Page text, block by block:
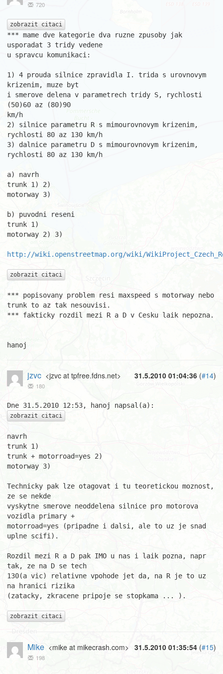
720
zobrazit citaci
*** mame dve kategorie dva ruzne zpusoby jak
usporadat 3 tridy vedene
u spravcu komunikaci:
1) 4 prouda silnice zpravidla I. trida s urovnovym
krizenim, muze byt
i smerove delena v parametrech tridy S, rychlosti
(50)60 az (80)90
km/h
2) silnice parametru R s mimourovnovym krizenim,
rychlosti 80 az 130 km/h
3) dalnice parametru D s mimourovnovym krizenim,
rychlosti 80 az 130 km/h
a) navrh
trunk 1) 2)
motorway 3)
b) puvodni reseni
trunk 1)
motorway 2) 3)
http://wiki.openstreetmap.org/wiki/
zobrazit citaci
*** popisovany problem resi maxspeed s motorway nebo
trunk to az tak nesouvisi.
*** fakticky rozdil mezi R a D v Cesku laik nepozna.
hanoj
31.5.2010 01:04:36 (#14)
jzvc <jzvc at tpfree.fdns.net>
180
zobrazit citaci
navrh
trunk 1)
trunk + motorroad=yes 2)
motorway 3)
Technicky pak lze otagovat i tu teoretickou moznost,
ze se nekde
vyskytne smerove neoddelena silnice pro motorova
vozidla primary +
motorroad=yes (pripadne i dalsi, ale to uz je snad
uplne scifi).
Rozdil mezi R a D pak IMO u nas i laik pozna, napr
tak, ze na D se tech
130(a vic) relativne vpohode jet da, na R je to uz
na hranici rizika
(zatacky, zkracene pripoje se stopkama ... ).
zobrazit citaci
31.5.2010 01:35:54 (#15)
Mike <mike at mikecrash.com>
198